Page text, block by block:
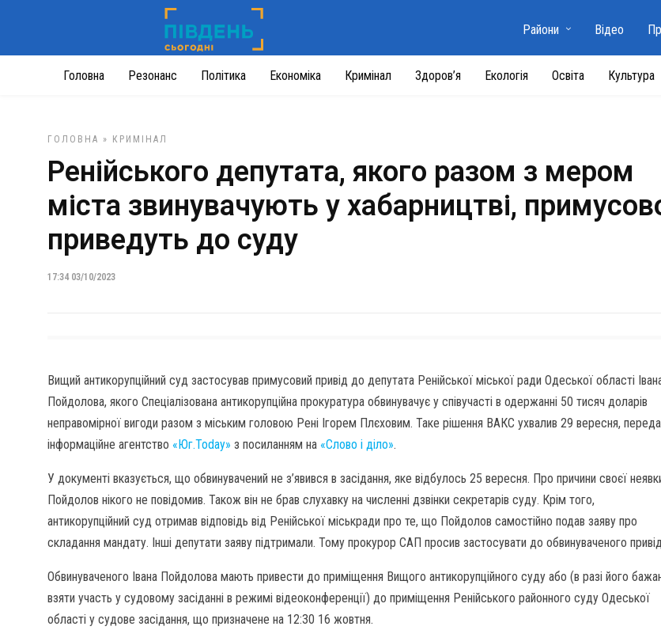
Головна Резонанс Політика Економіка Кримінал Здоров’я Екологія Освіта Культура
Райони Відео
ГОЛОВНА » КРИМІНАЛ
Ренійського депутата, якого разом з мером
міста звинувачують у хабарництві,
приведуть до суду
17:34 03/10/2023
Вищий антикорупційний суд застосував примусовий привід до депутата Ренійської міської ради Одеської області
Пойдолова, якого Спеціалізована антикорупційна прокуратура обвинувачує у співучасті в одержанні 50 тисяч доларів
неправомірної вигоди разом з міським головою Рені Ігорем Плєховим. Таке рішення ВАКС ухвалив 29 вересня,
інформаційне агентство «Юг.Today» з посиланням на «Слово і діло».
У документі вказується, що обвинувачений не з’явився в засідання, яке відбулось 25 вересня. Про причини своєї
Пойдолов нікого не повідомив. Також він не брав слухавку на численні дзвінки секретарів суду. Крім того,
антикорупційний суд отримав відповідь від Ренійської міськради про те, що Пойдолов самостійно подав заяву про
складання мандату. Інші депутати заяву підтримали. Тому прокурор САП просив застосувати до обвинуваченого
Обвинуваченого Івана Пойдолова мають привести до приміщення Вищого антикорупційного суду або (в разі його
взяти участь у судовому засіданні в режимі відеоконференції) до приміщення Ренійського районного суду Одеської
області у судове засідання, що призначене на 12:30 16 жовтня.